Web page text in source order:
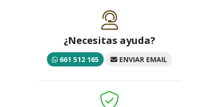
¿Necesitas ayuda?
661 512 165 ENVIAR EMAIL